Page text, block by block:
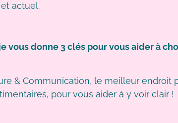
actuel.
vous donne 3 clés pour vous aider à
& Communication, le meilleur endroit
pour vous aider à y voir clair !